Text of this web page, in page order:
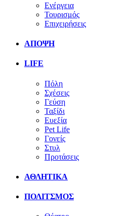
Ενέργεια
Τουρισμός
Επιχειρήσεις
ΑΠΟΨΗ
LIFE
Πόλη
Σχέσεις
Γεύση
Ταξίδι
Ευεξία
Pet Life
Γονείς
Στυλ
Προτάσεις
ΑΘΛΗΤΙΚΑ
ΠΟΛΙΤΣΜΟΣ